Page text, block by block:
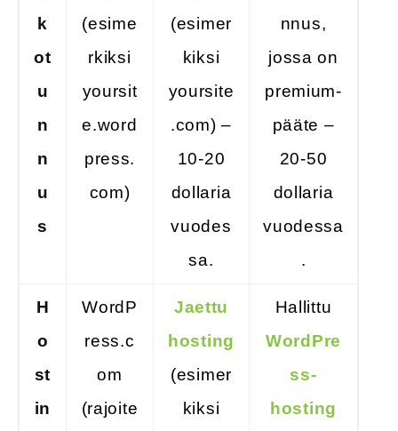
k
ot
u
n
n
u
s
(esime
rkiksi
yoursit
e.word
press.
com)
(esimer
kiksi
yoursite
.com) –
10-20
dollaria
vuodes
sa.
nnus,
jossa on
premium-
pääte –
20-50
dollaria
vuodessa
.
H
o
st
in
WordP
ress.c
om
(rajoite
Jaettu
hosting
(esimer
kiksi
Hallittu
WordPre
ss-
hosting